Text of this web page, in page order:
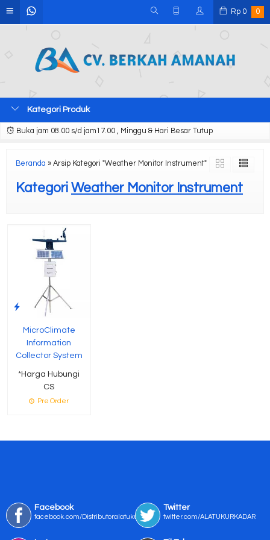
Rp 0 0
Kategori Produk
Buka jam 08.00 s/d jam17.00 , Minggu & Hari Besar Tutup
Beranda » Arsip Kategori "Weather Monitor Instrument"
Kategori Weather Monitor Instrument
MicroClimate
Information
Collector System
*Harga Hubungi
CS
Pre Order
Facebook
facebook.com/Distributoralatukur
Twitter
twitter.com/ALATUKURKADAR